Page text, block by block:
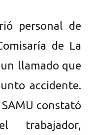
personal de
de La
llamado que
accidente.
constató
trabajador,